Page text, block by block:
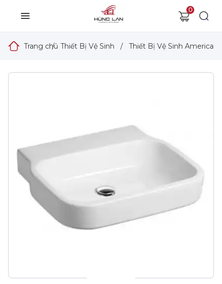
0
Trang chủ
/ Thiết Bị Vệ Sinh / Thiết Bị Vệ Sinh American